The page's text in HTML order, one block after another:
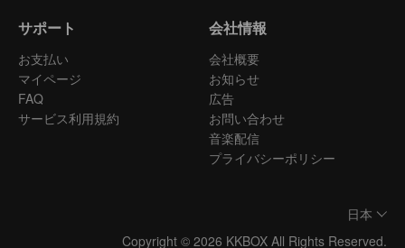
サポート
お支払い
マイページ
FAQ
サービス利用規約
会社情報
会社概要
お知らせ
広告
お問い合わせ
音楽配信
プライバシーポリシー
日本
Copyright © 2026 KKBOX All Rights Reserved.